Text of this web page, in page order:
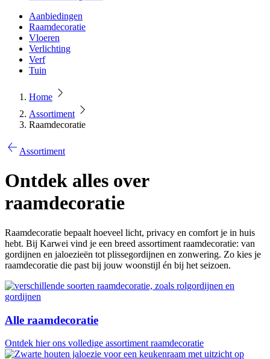
Aanbiedingen
Raamdecoratie
Vloeren
Verlichting
Verf
Tuin
Home
Assortiment
Raamdecoratie
Assortiment
Ontdek alles over
raamdecoratie
Raamdecoratie bepaalt hoeveel licht, privacy en comfort je in huis
hebt. Bij Karwei vind je een breed assortiment raamdecoratie: van
gordijnen en jaloezieën tot plissegordijnen en zonwering. Zo kies je
raamdecoratie die past bij jouw woonstijl én bij het seizoen.
Alle raamdecoratie
Ontdek hier ons volledige assortiment raamdecoratie